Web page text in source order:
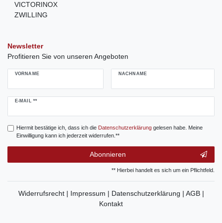
VICTORINOX
ZWILLING
Newsletter
Profitieren Sie von unseren Angeboten
VORNAME NACHNAME
E-MAIL **
Newsletter
Hiermit bestätige ich, dass ich die Daten­schutz­erklärunggelesen habe. Meine
Einwilligung kann ich jederzeit widerrufen.**
Abonnieren
** Hierbei handelt es sich um ein Pflichtfeld.
Widerrufsrecht | Impressum | Datenschutzerklärung | AGB |
Kontakt